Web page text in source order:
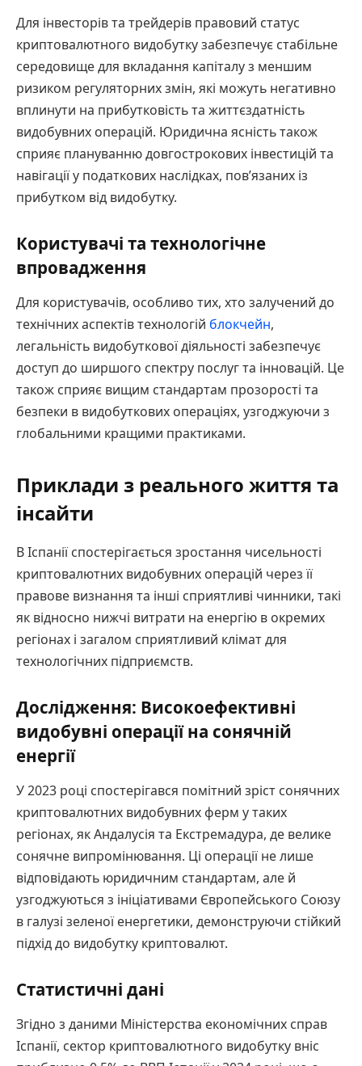
Для інвесторів та трейдерів правовий статус
криптовалютного видобутку забезпечує стабільне
середовище для вкладання капіталу з меншим
ризиком регуляторних змін, які можуть негативно
вплинути на прибутковість та життєздатність
видобувних операцій. Юридична ясність також
сприяє плануванню довгострокових інвестицій та
навігації у податкових наслідках, пов’язаних із
прибутком від видобутку.
Користувачі та технологічне
впровадження
Для користувачів, особливо тих, хто залучений до
технічних аспектів технологій блокчейн,
легальність видобуткової діяльності забезпечує
доступ до ширшого спектру послуг та інновацій. Це
також сприяє вищим стандартам прозорості та
безпеки в видобуткових операціях, узгоджуючи з
глобальними кращими практиками.
Приклади з реального життя та
інсайти
В Іспанії спостерігається зростання чисельності
криптовалютних видобувних операцій через її
правове визнання та інші сприятливі чинники, такі
як відносно нижчі витрати на енергію в окремих
регіонах і загалом сприятливий клімат для
технологічних підприємств.
Дослідження: Високоефективні
видобувні операції на сонячній
енергії
У 2023 році спостерігався помітний зріст сонячних
криптовалютних видобувних ферм у таких
регіонах, як Андалусія та Екстремадура, де велике
сонячне випромінювання. Ці операції не лише
відповідають юридичним стандартам, але й
узгоджуються з ініціативами Європейського Союзу
в галузі зеленої енергетики, демонструючи стійкий
підхід до видобутку криптовалют.
Статистичні дані
Згідно з даними Міністерства економічних справ
Іспанії, сектор криптовалютного видобутку вніс